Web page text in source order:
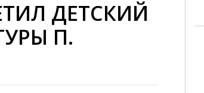
ОТДЕЛЫ
ДЕТСКИЙ ТУРИЗМ ЗАМЕТКИ
ДЕТСКИЙ
П.